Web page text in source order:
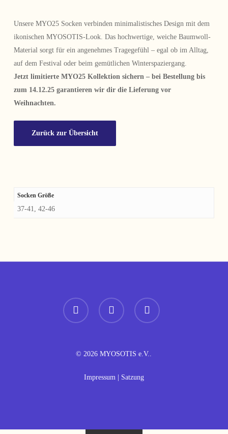
Unsere MYO25 Socken verbinden minimalistisches Design mit dem
ikonischen MYOSOTIS-Look. Das hochwertige, weiche Baumwoll-
Material sorgt für ein angenehmes Tragegefühl – egal ob im Alltag,
auf dem Festival oder beim gemütlichen Winterspaziergang.
Jetzt limitierte MYO25 Kollektion sichern – bei Bestellung bis
zum 14.12.25 garantieren wir dir die Lieferung vor
Weihnachten.
Zurück zur Übersicht
Socken Größe
37-41, 42-46
instagram spotify whatsapp
© 2026 MYOSOTIS e.V..
Impressum| Satzung